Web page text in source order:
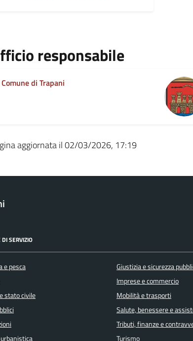
responsabile
Comune di Trapani
aggiornata il 02/03/2026, 17:19
DI SERVIZIO
e pesca
stato civile
Giustizia e sicurezza
Imprese e commercio
Mobilità e trasporti
Salute, benessere e
Tributi, finanze e
Turismo